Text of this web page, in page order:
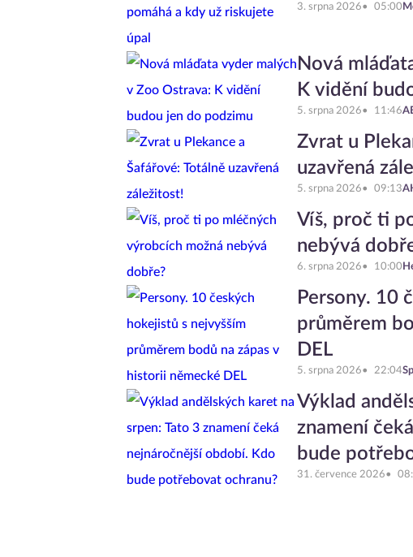
3. srpna 2026 05:00
Nová
K vidění
5. srpna 2026 11:46
Zvrat u
uzavřená
5. srpna 2026 09:13
Víš, proč ti
nebývá
6. srpna 2026 10:00
Persony. 10
průměrem
DEL
5. srpna 2026 22:04
Výklad
znamení
bude
31. července 2026